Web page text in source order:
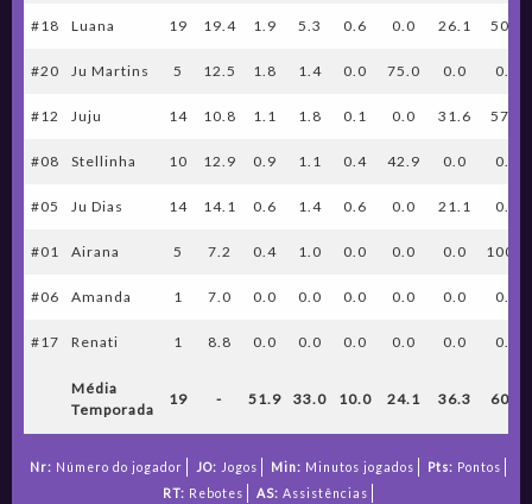
#18 Luana 19 19.4 1.9 5.3 0.6 0.0 26.1 50.0
#20 Ju Martins 5 12.5 1.8 1.4 0.0 75.0 0.0 0.0
#12 Juju 14 10.8 1.1 1.8 0.1 0.0 31.6 57.1
#08 Stellinha 10 12.9 0.9 1.1 0.4 42.9 0.0 0.0
#05 Ju Dias 14 14.1 0.6 1.4 0.6 0.0 21.1 0.0
#01 Airana 5 7.2 0.4 1.0 0.0 0.0 0.0 100.0
#06 Amanda 1 7.0 0.0 0.0 0.0 0.0 0.0 0.0
#17 Renati 1 8.8 0.0 0.0 0.0 0.0 0.0 0.0
Média
Temporada
19 - 51.9 33.0 10.0 24.1 36.3 60.4
Nr: Número do jogador JO: Jogos Min: Minutos jogados Pts: Pontos
RT: Rebotes AS: Assistências